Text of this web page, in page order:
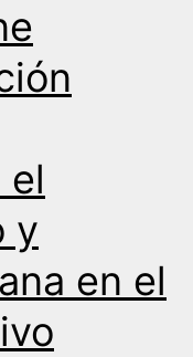
el
y
en el